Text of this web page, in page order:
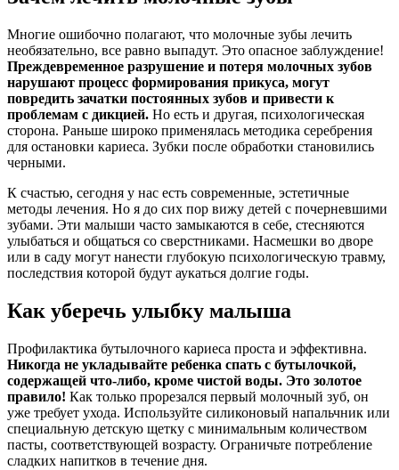
Многие ошибочно полагают, что молочные зубы лечить
необязательно, все равно выпадут. Это опасное заблуждение!
Преждевременное разрушение и потеря молочных зубов
нарушают процесс формирования прикуса, могут
повредить зачатки постоянных зубов и привести к
проблемам с дикцией. Но есть и другая, психологическая
сторона. Раньше широко применялась методика серебрения
для остановки кариеса. Зубки после обработки становились
черными.
К счастью, сегодня у нас есть современные, эстетичные
методы лечения. Но я до сих пор вижу детей с почерневшими
зубами. Эти малыши часто замыкаются в себе, стесняются
улыбаться и общаться со сверстниками. Насмешки во дворе
или в саду могут нанести глубокую психологическую травму,
последствия которой будут аукаться долгие годы.
Как уберечь улыбку малыша
Профилактика бутылочного кариеса проста и эффективна.
Никогда не укладывайте ребенка спать с бутылочкой,
содержащей что-либо, кроме чистой воды. Это золотое
правило! Как только прорезался первый молочный зуб, он
уже требует ухода. Используйте силиконовый напальчник или
специальную детскую щетку с минимальным количеством
пасты, соответствующей возрасту. Ограничьте потребление
сладких напитков в течение дня.